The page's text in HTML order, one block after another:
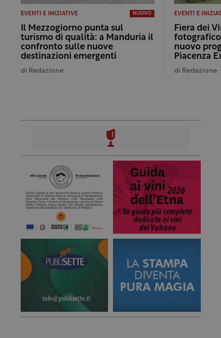
EVENTI E INIZIATIVE NUOVO
Il Mezzogiorno punta sul
turismo di qualità: a Manduria il
confronto sulle nuove
destinazioni emergenti
di Redazione
EVENTI E
Fiera dei
nuovo
Piacenza
di Redazione